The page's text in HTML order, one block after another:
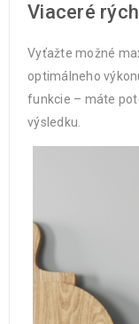
Viaceré
Vyťažte možné
optimálneho
funkcie – máte
výsledku.